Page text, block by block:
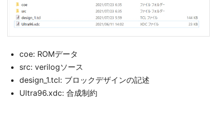
coe: ROMデータ
src: verilogソース
design_1.tcl: ブロックデザインの記述
Ultra96.xdc: 合成制約